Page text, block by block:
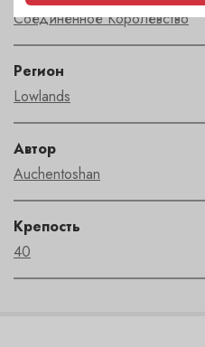
Соединенное Королевство
Регион
Lowlands
Автор
Auchentoshan
Крепость
40